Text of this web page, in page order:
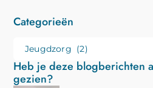
Categorieën
Heb je deze blogberichten
gezien?